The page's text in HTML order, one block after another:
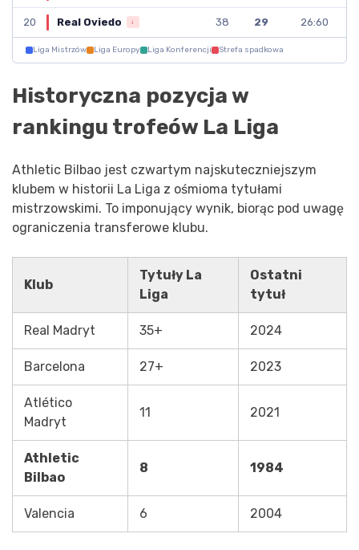
20 Real Oviedo ↓ 38 29 26:60
Liga Mistrzów Liga Europy Liga Konferencji Strefa spadkowa
Historyczna pozycja w
rankingu trofeów La Liga
Athletic Bilbao jest czwartym najskuteczniejszym
klubem w historii La Liga z ośmioma tytułami
mistrzowskimi. To imponujący wynik, biorąc pod uwagę
ograniczenia transferowe klubu.
Klub
Tytuły La
Liga
Ostatni
tytuł
Real Madryt 35+ 2024
Barcelona 27+ 2023
Atlético
Madryt
11 2021
Athletic
Bilbao
8 1984
Valencia 6 2004